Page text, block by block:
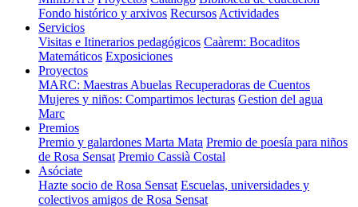
Fondo histórico y arxivos Recursos Actividades
Servicios
Visitas e Itinerarios pedagógicos Caàrem: Bocaditos
Matemáticos Exposiciones
Proyectos
MARC: Maestras Abuelas Recuperadoras de Cuentos
Mujeres y niños: Compartimos lecturas Gestion del agua
Marc
Premios
Premio y galardones Marta Mata Premio de poesía para niños
de Rosa Sensat Premio Cassià Costal
Asóciate
Hazte socio de Rosa Sensat Escuelas, universidades y
colectivos amigos de Rosa Sensat